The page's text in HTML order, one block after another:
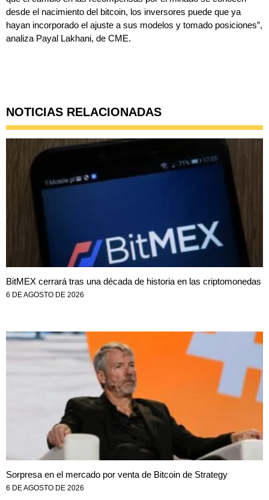
desde el nacimiento del bitcoin, los inversores puede que ya
hayan incorporado el ajuste a sus modelos y tomado posiciones”,
analiza Payal Lakhani, de CME.
NOTICIAS RELACIONADAS
BitMEX cerrará tras una década de historia en las criptomonedas
6 DE AGOSTO DE 2026
Sorpresa en el mercado por venta de Bitcoin de Strategy
6 DE AGOSTO DE 2026